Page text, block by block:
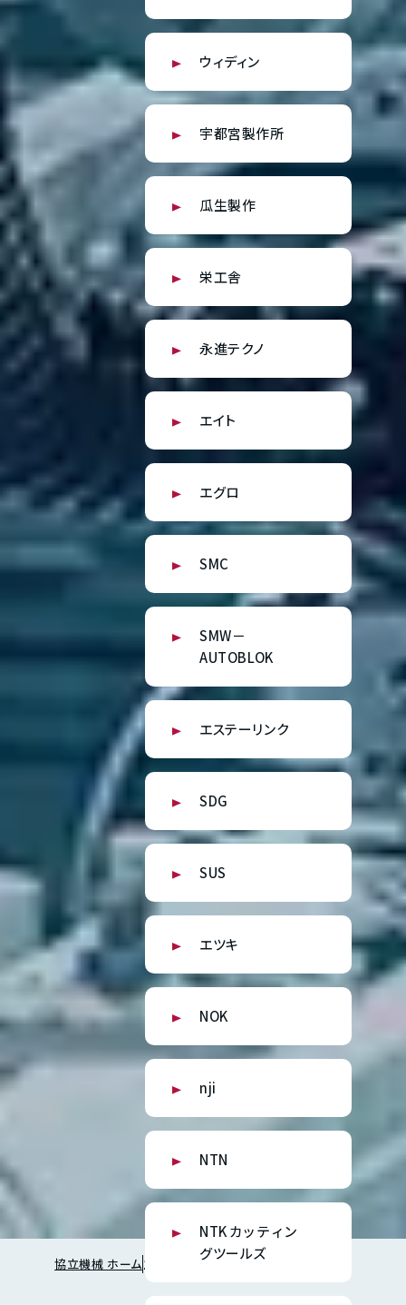
協立機械 ホーム主要取扱メーカー
ウィディン
宇都宮製作所
瓜生製作
栄工舎
永進テクノ
エイト
エグロ
SMC
SMW－
AUTOBLOK
エステーリンク
SDG
SUS
エツキ
NOK
nji
NTN
NTKカッティン
グツールズ